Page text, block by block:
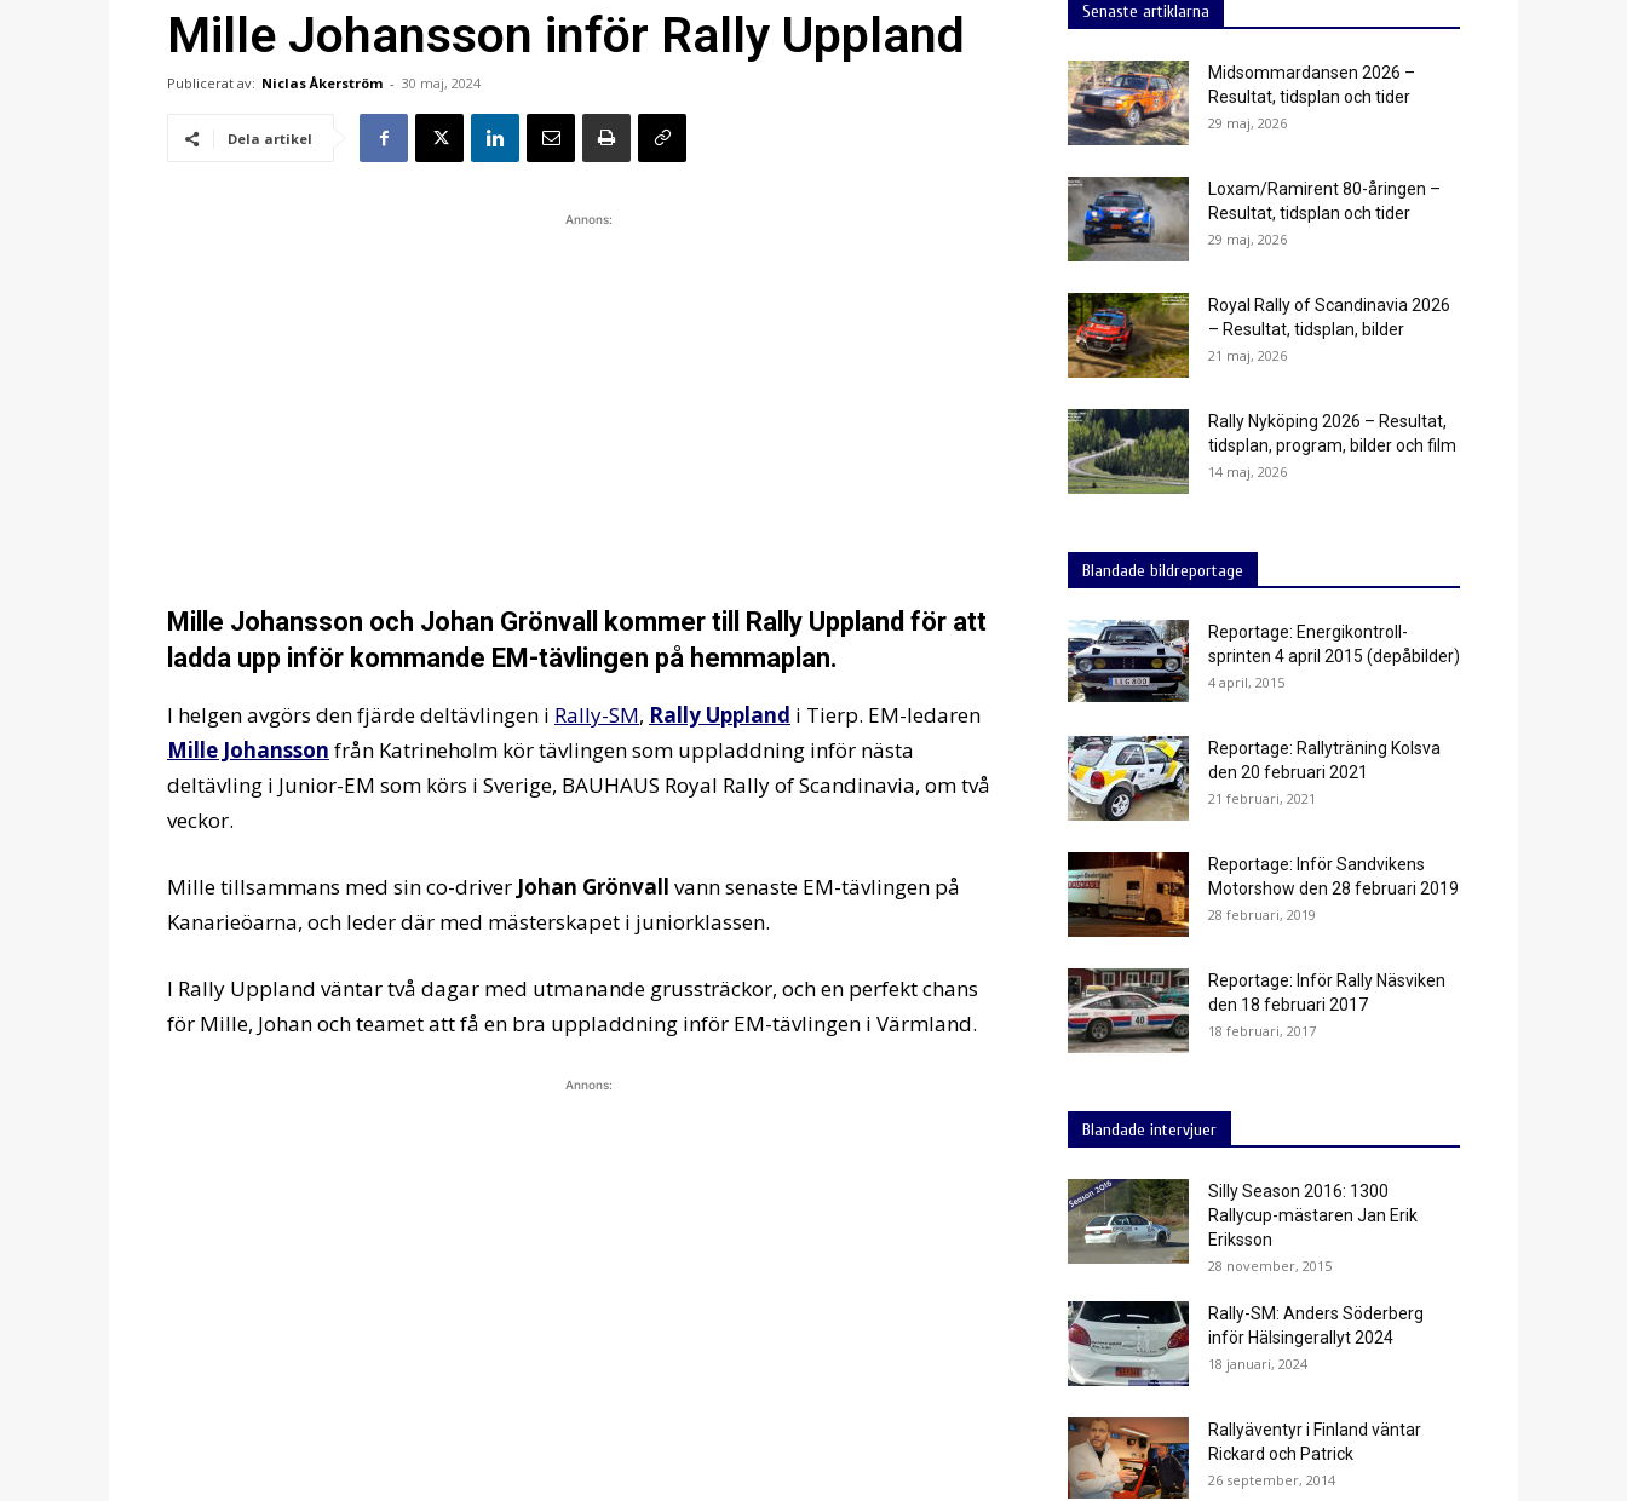
Mille Johansson inför Rally Uppland
Publicerat av: Niclas Åkerström - 30 maj, 2024
Dela artikel
Annons:
Mille Johansson och Johan Grönvall kommer till Rally Uppland för att
ladda upp inför kommande EM-tävlingen på hemmaplan.
I helgen avgörs den fjärde deltävlingen i Rally-SM, Rally Uppland i Tierp. EM-ledaren
Mille Johansson från Katrineholm kör tävlingen som uppladdning inför nästa
deltävling i Junior-EM som körs i Sverige, BAUHAUS Royal Rally of Scandinavia, om två
veckor.
Mille tillsammans med sin co-driver Johan Grönvall vann senaste EM-tävlingen på
Kanarieöarna, och leder där med mästerskapet i juniorklassen.
I Rally Uppland väntar två dagar med utmanande grussträckor, och en perfekt chans
för Mille, Johan och teamet att få en bra uppladdning inför EM-tävlingen i Värmland.
Annons:
Senaste artiklarna
Midsommardansen 2026 –
Resultat, tidsplan och tider
29 maj, 2026
Loxam/Ramirent 80-åringen –
Resultat, tidsplan och tider
29 maj, 2026
Royal Rally of Scandinavia 2026
– Resultat, tidsplan, bilder
21 maj, 2026
Rally Nyköping 2026 – Resultat,
tidsplan, program, bilder och film
14 maj, 2026
Blandade bildreportage
Reportage: Energikontroll-
sprinten 4 april 2015 (depåbilder)
4 april, 2015
Reportage: Rallyträning Kolsva
den 20 februari 2021
21 februari, 2021
Reportage: Inför Sandvikens
Motorshow den 28 februari 2019
28 februari, 2019
Reportage: Inför Rally Näsviken
den 18 februari 2017
18 februari, 2017
Blandade intervjuer
Silly Season 2016: 1300
Rallycup-mästaren Jan Erik
Eriksson
28 november, 2015
Rally-SM: Anders Söderberg
inför Hälsingerallyt 2024
18 januari, 2024
Rallyäventyr i Finland väntar
Rickard och Patrick
26 september, 2014